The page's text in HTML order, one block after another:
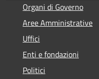
Organi di Governo
Aree Amministrative
Uffici
Enti e fondazioni
Politici